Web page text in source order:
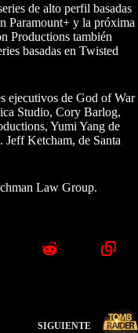
de alto perfil basadas
Paramount+ y la próxima
Productions también
basadas en Twisted
ejecutivos de God of War
Studio, Cory Barlog,
Yumi Yang de
Ketcham, de Santa
Law Group.
SIGUIENTE